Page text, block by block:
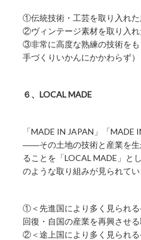
①伝統技術・工芸を取り入れた
②ヴィンテージ素材を取り入れ
③非常に高度な熟練の技術を
手づくりいかんにかかわらず）
６、LOCAL MADE
「MADE IN JAPAN」「MADE
――その土地の技術と産業を生
ることを「LOCAL MADE」と
のような取り組みが見られてい
①＜先進国により多く見られ
回復・自国の産業を再興させ
②＜途上国により多く見られ